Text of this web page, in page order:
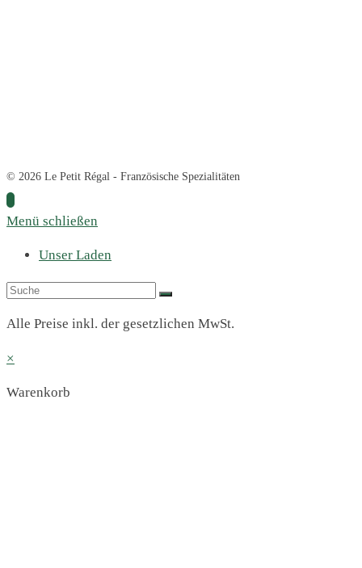
© 2026 Le Petit Régal - Französische Spezialitäten
Menü schließen
Unser Laden
Alle Preise inkl. der gesetzlichen MwSt.
×
Warenkorb